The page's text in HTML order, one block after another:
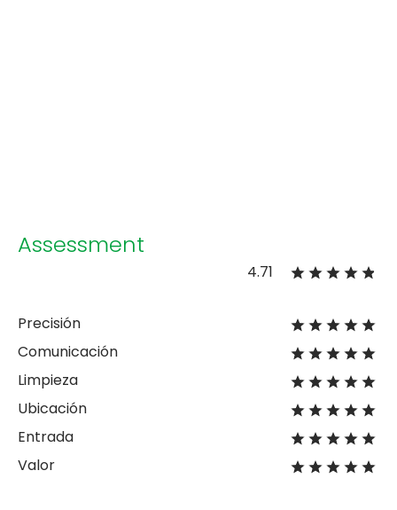
Assessment
4.71
Precisión
Comunicación
Limpieza
Ubicación
Entrada
Valor